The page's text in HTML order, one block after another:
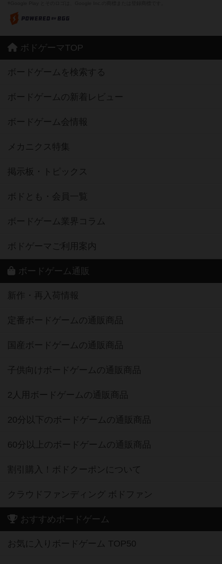
ボドゲーマTOP
ボードゲームを検索する
ボードゲームの新着レビュー
ボードゲーム会情報
メカニクス特集
掲示板・トピックス
ボドとも・会員一覧
ボードゲーム業界コラム
ボドゲーマご利用案内
ボードゲーム通販
新作・再入荷情報
定番ボードゲームの通販商品
国産ボードゲームの通販商品
子供向けボードゲームの通販商品
2人用ボードゲームの通販商品
20分以下のボードゲームの通販商品
60分以上のボードゲームの通販商品
割引購入！ボドクーポンについて
クラウドファンディング ボドファン
おすすめボードゲーム
お気に入りボードゲーム TOP50